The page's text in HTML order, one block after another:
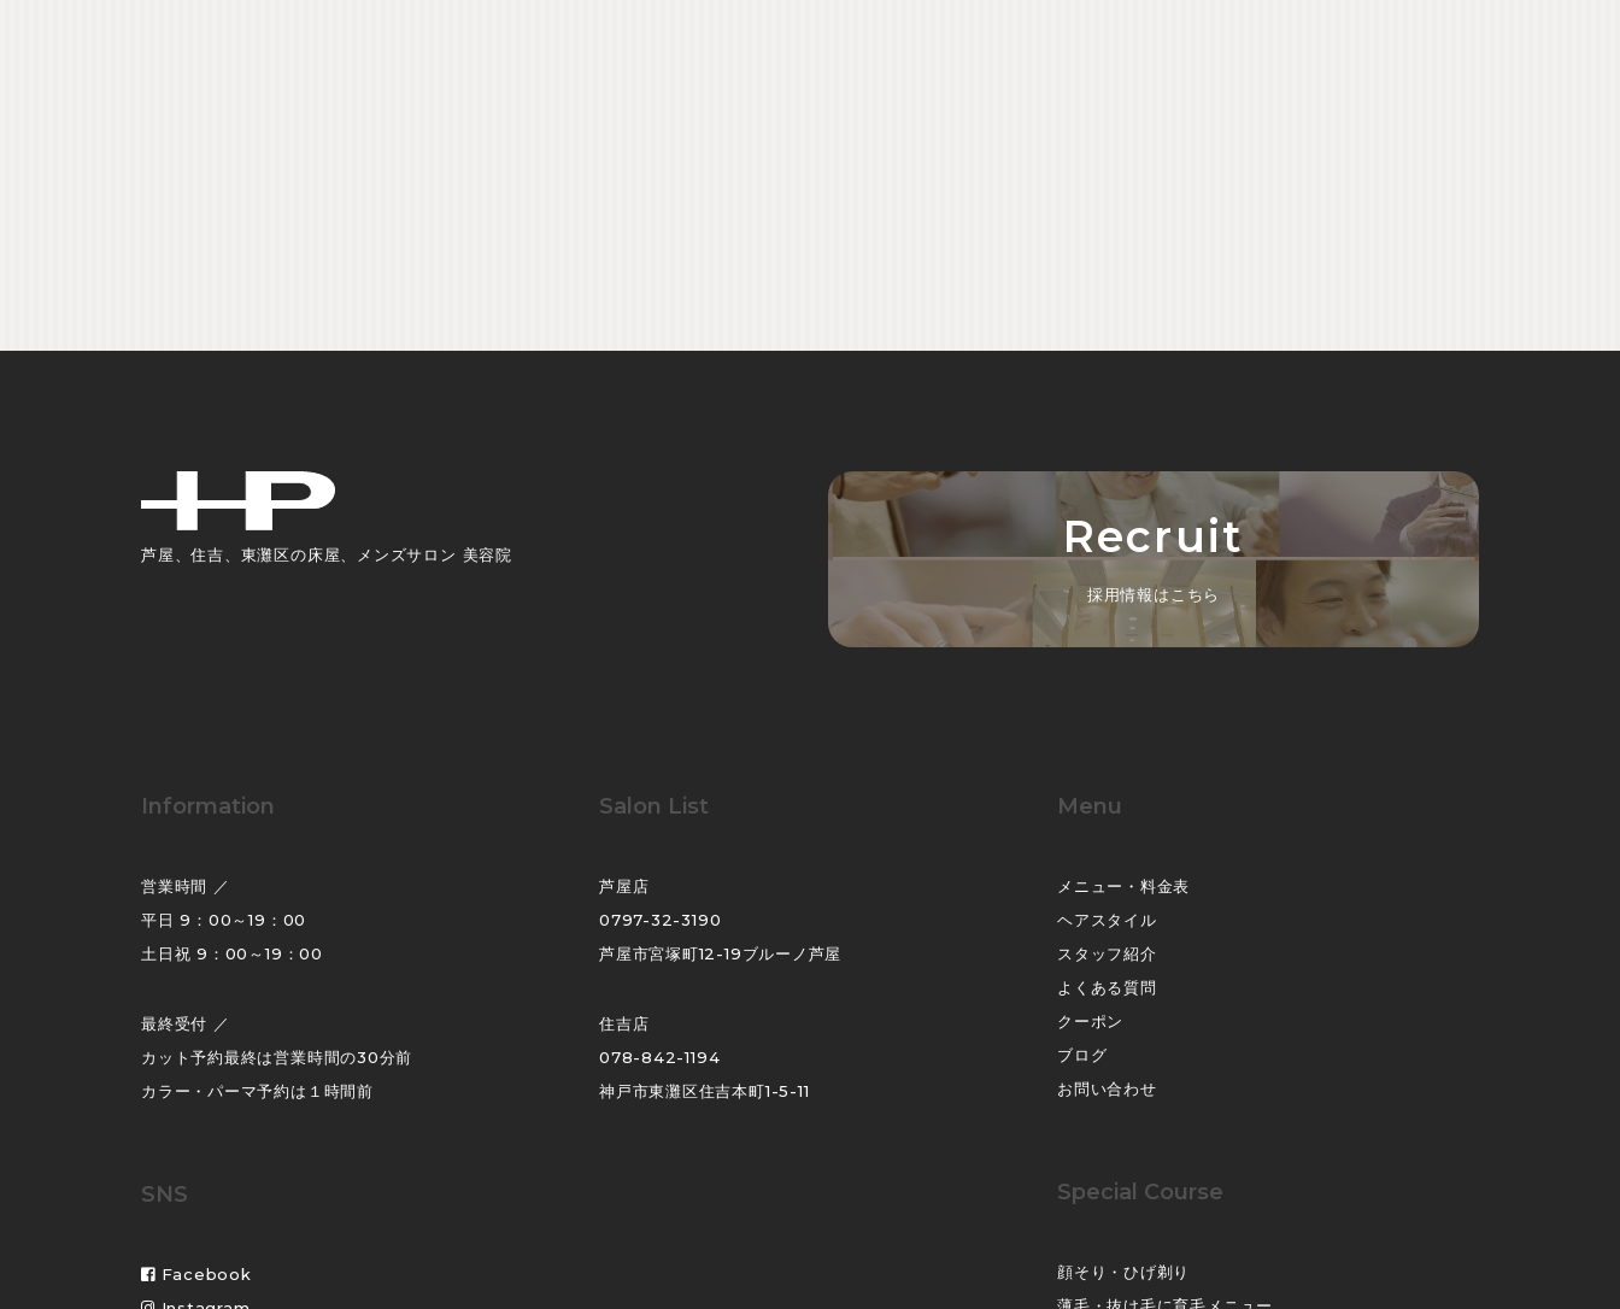
芦屋、住吉、東灘区の床屋、メンズサロン 美容院 Recruit
採用情報はこちら
Information
営業時間 ／
平日 9：00～19：00
土日祝 9：00～19：00
最終受付 ／
カット予約最終は営業時間の30分前
カラー・パーマ予約は１時間前
SNS
Facebook
Salon List
芦屋店
0797-32-3190
芦屋市宮塚町12-19ブルーノ芦屋
住吉店
078-842-1194
神戸市東灘区住吉本町1-5-11
Menu
メニュー・料金表
ヘアスタイル
スタッフ紹介
よくある質問
クーポン
ブログ
お問い合わせ
Special Course
顔そり・ひげ剃り